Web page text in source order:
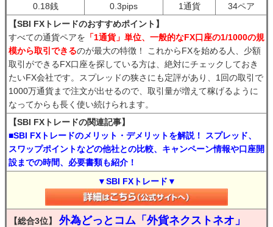
0.18銭 0.3pips 1通貨
34ペア
【SBI FXトレードのおすすめポイント】
すべての通貨ペアを 「1通貨」単位、一般的なFX口座の1/1000の規
模から取引できるのが最大の特徴！ これからFXを始める人、少額
取引ができるFX口座を探している方は、絶対にチェックしておき
たいFX会社です。スプレッドの狭さにも定評があり、1回の取引で
1000万通貨まで注文が出せるので、取引量が増えて稼げるように
なってからも長く使い続けられます。
【SBI FXトレードの関連記事】
■SBI FXトレードのメリット・デメリットを解説！ スプレッド、
スワップポイントなどの他社との比較、キャンペーン情報や口座開
設までの時間、必要書類も紹介！
▼SBI FXトレード▼
【総合3位】 外為どっとコム「外貨ネクストネオ」